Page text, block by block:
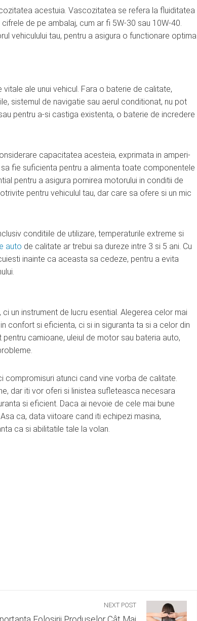
acestuia. Vascozitatea se refera la fluiditatea
de pe ambalaj, cum ar fi 5W-30 sau 10W-40.
vehiculului tau, pentru a asigura o functionare optima
ale unui vehicul. Fara o baterie de calitate,
sistemul de navigatie sau aerul conditionat, nu pot
pentru a-si castiga existenta, o baterie de incredere
capacitatea acesteia, exprimata in amperi-
fie suficienta pentru a alimenta toate componentele
pentru a asigura pornirea motorului in conditii de
pentru vehiculul tau, dar care sa ofere si un mic
conditiile de utilizare, temperaturile extreme si
auto de calitate ar trebui sa dureze intre 3 si 5 ani. Cu
inainte ca aceasta sa cedeze, pentru a evita
un instrument de lucru esential. Alegerea celor mai
confort si eficienta, ci si in siguranta ta si a celor din
camioane, uleiul de motor sau bateria auto,
compromisuri atunci cand vine vorba de calitate.
dar iti vor oferi si linistea sufleteasca necesara
si eficient. Daca ai nevoie de cele mai bune
ca, data viitoare cand iti echipezi masina,
ca si abilitatile tale la volan.
NEXT POST